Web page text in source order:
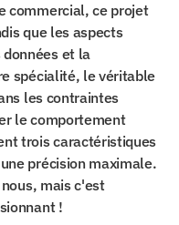
commercial, ce projet
que les aspects
et la
spécialité, le véritable
les contraintes
le comportement
trois caractéristiques
précision maximale.
mais c'est
!